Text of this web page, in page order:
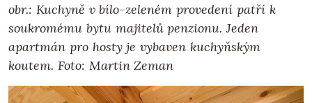
obr.: Kuchyně v bílo-zeleném provedení patří k
soukromému bytu majitelů penzionu. Jeden
apartmán pro hosty je vybaven kuchyňským
koutem. Foto: Martin Zeman